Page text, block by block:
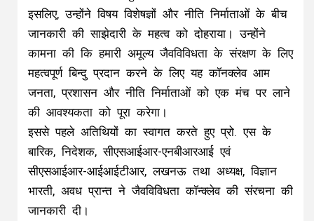
इसलिए, उन्होंने विषय विशेषज्ञों और नीति निर्माताओं के बीच
जानकारी की साझेदारी के महत्व को दोहराया। उन्होंने
कामना की कि हमारी अमूल्य जैवविविधता के संरक्षण के लिए
महत्वपूर्ण बिन्दु प्रदान करने के लिए यह कॉनक्लेव आम
जनता, प्रशासन और नीति निर्माताओं को एक मंच पर लाने
की आवश्यकता को पूरा करेगा।
इससे पहले अतिथियों का स्वागत करते हुए प्रो. एस के
बारिक, निदेशक, सीएसआईआर-एनबीआरआई एवं
सीएसआईआर-आईआईटीआर, लखनऊ तथा अध्यक्ष, विज्ञान
भारती, अवध प्रान्त ने जैवविविधता कॉन्क्लेव की संरचना की
जानकारी दी।